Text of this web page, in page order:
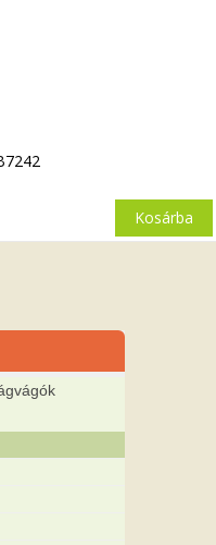
Kosárba